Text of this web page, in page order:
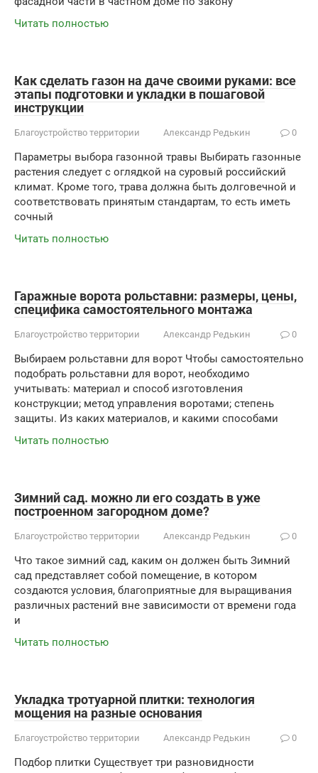
Читать полностью
Как сделать газон на даче своими руками: все
этапы подготовки и укладки в пошаговой
инструкции
Благоустройство территории Александр Редькин 0
Параметры выбора газонной травы Выбирать газонные
растения следует с оглядкой на суровый российский
климат. Кроме того, трава должна быть долговечной и
соответствовать принятым стандартам, то есть иметь
сочный
Читать полностью
Гаражные ворота рольставни: размеры, цены,
специфика самостоятельного монтажа
Благоустройство территории Александр Редькин 0
Выбираем рольставни для ворот Чтобы самостоятельно
подобрать рольставни для ворот, необходимо
учитывать: материал и способ изготовления
конструкции; метод управления воротами; степень
защиты. Из каких материалов, и какими способами
Читать полностью
Зимний сад. можно ли его создать в уже
построенном загородном доме?
Благоустройство территории Александр Редькин 0
Что такое зимний сад, каким он должен быть Зимний
сад представляет собой помещение, в котором
создаются условия, благоприятные для выращивания
различных растений вне зависимости от времени года
и
Читать полностью
Укладка тротуарной плитки: технология
мощения на разные основания
Благоустройство территории Александр Редькин 0
Подбор плитки Существует три разновидности